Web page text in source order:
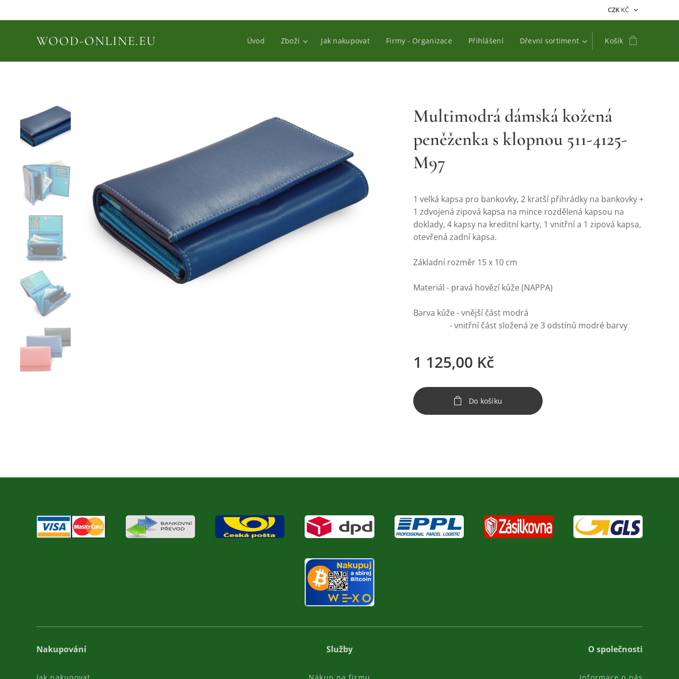
CZK KČ
WOOD-ONLINE.EU Úvod Zboží Jak nakupovat Firmy - Organizace Přihlášení Dřevní sortiment Košík
Multimodrá dámská kožená
peněženka s klopnou 511-4125-
M97
1 velká kapsa pro bankovky, 2 kratší přihrádky na bankovky +
1 zdvojená zipová kapsa na mince rozdělená kapsou na
doklady, 4 kapsy na kreditní karty, 1 vnitřní a 1 zipová kapsa,
otevřená zadní kapsa.
Základní rozměr 15 x 10 cm
Materiál - pravá hovězí kůže (NAPPA)
Barva kůže - vnější část modrá
- vnitřní část složená ze 3 odstínů modré barvy
1 125,00 Kč
Do košíku
Nakupování Služby O společnosti